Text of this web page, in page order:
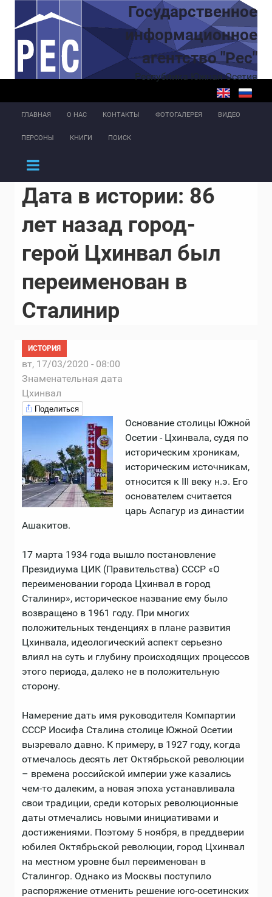
Перейти к основному содержаниюГосударственное
информационное
агентство "Рес"
Республика Южная Осетия
ГЛАВНАЯ О НАС КОНТАКТЫ ФОТОГАЛЕРЕЯ ВИДЕО
ПЕРСОНЫ КНИГИ ПОИСК
Дата в истории: 86
лет назад город-
герой Цхинвал был
переименован в
Сталинир
ИСТОРИЯ
вт, 17/03/2020 - 08:00
Знаменательная дата
Цхинвал
Поделиться
Основание столицы Южной
Осетии - Цхинвала, судя по
историческим хроникам,
историческим источникам,
относится к III веку н.э. Его
основателем считается
царь Аспагур из династии
Ашакитов.
17 марта 1934 года вышло постановление
Президиума ЦИК (Правительства) СССР «О
переименовании города Цхинвал в город
Сталинир», историческое название ему было
возвращено в 1961 году. При многих
положительных тенденциях в плане развития
Цхинвала, идеологический аспект серьезно
влиял на суть и глубину происходящих процессов
этого периода, далеко не в положительную
сторону.
Намерение дать имя руководителя Компартии
СССР Иосифа Сталина столице Южной Осетии
вызревало давно. К примеру, в 1927 году, когда
отмечалось десять лет Октябрьской революции
– времена российской империи уже казались
чем-то далеким, а новая эпоха устанавливала
свои традиции, среди которых революционные
даты отмечались новыми инициативами и
достижениями. Поэтому 5 ноября, в преддверии
юбилея Октябрьской революции, город Цхинвал
на местном уровне был переименован в
Сталингор. Однако из Москвы поступило
распоряжение отменить решение юго-осетинских